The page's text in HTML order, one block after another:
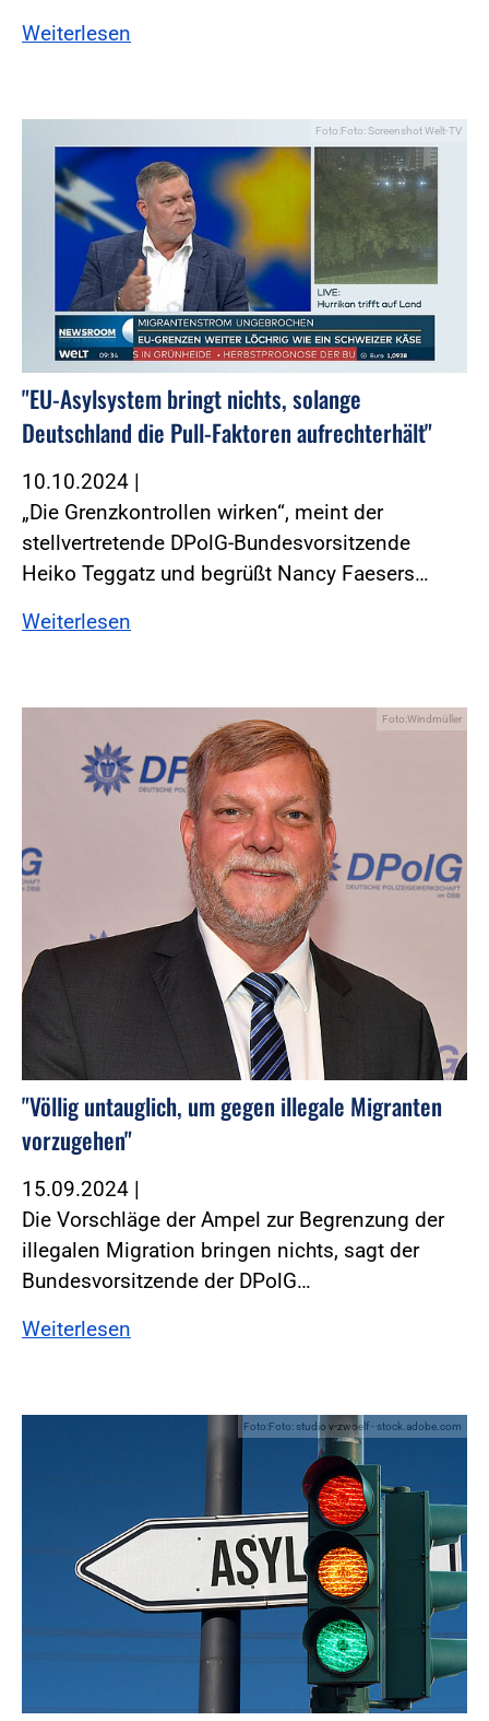
Weiterlesen
Foto:Foto: Screenshot Welt-TV
"EU-Asylsystem bringt nichts, solange
Deutschland die Pull-Faktoren aufrechterhält"
10.10.2024 |
„Die Grenzkontrollen wirken“, meint der
stellvertretende DPolG-Bundesvorsitzende
Heiko Teggatz und begrüßt Nancy Faesers…
Weiterlesen
Foto:Windmüller
"Völlig untauglich, um gegen illegale Migranten
vorzugehen"
15.09.2024 |
Die Vorschläge der Ampel zur Begrenzung der
illegalen Migration bringen nichts, sagt der
Bundesvorsitzende der DPolG…
Weiterlesen
Foto:Foto: studio v-zwoelf - stock.adobe.com